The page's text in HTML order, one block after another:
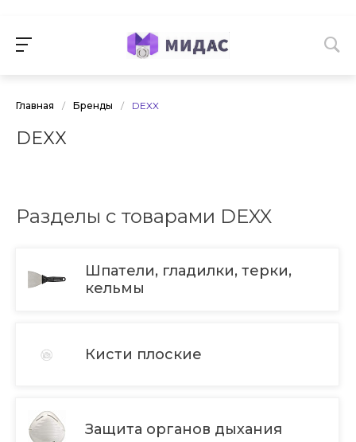
Главная / Бренды / DEXX
DEXX
Разделы с товарами DEXX
Шпатели, гладилки, терки,
кельмы
Кисти плоские
Защита органов дыхания